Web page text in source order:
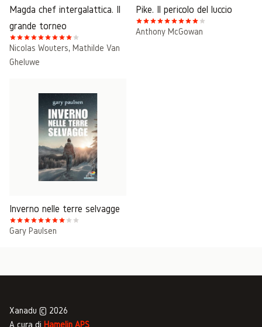
Magda chef intergalattica. Il
grande torneo
Nicolas Wouters, Mathilde Van
Gheluwe
Pike. Il pericolo del luccio
Anthony McGowan
Inverno nelle terre selvagge
Gary Paulsen
Xanadu © 2026
A cura di Hamelin APS